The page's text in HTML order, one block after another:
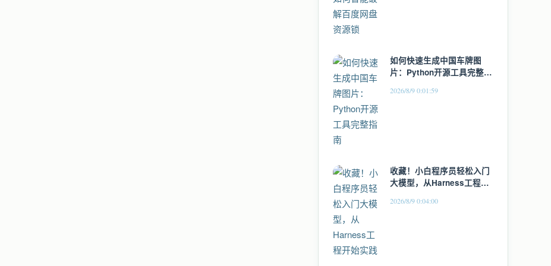
如何快速生成中国车牌图
片：Python开源工具完整指
2026/8/9 0:01:59
收藏！小白程序员轻松入门
大模型，从Harness工程开
2026/8/9 0:04:00